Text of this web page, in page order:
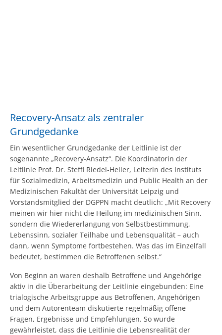
Recovery-Ansatz als zentraler
Grundgedanke
Ein wesentlicher Grundgedanke der Leitlinie ist der
sogenannte „Recovery-Ansatz“. Die Koordinatorin der
Leitlinie Prof. Dr. Steffi Riedel-Heller, Leiterin des Instituts
für Sozialmedizin, Arbeitsmedizin und Public Health an der
Medizinischen Fakultät der Universität Leipzig und
Vorstandsmitglied der DGPPN macht deutlich: „Mit Recovery
meinen wir hier nicht die Heilung im medizinischen Sinn,
sondern die Wiedererlangung von Selbstbestimmung,
Lebenssinn, sozialer Teilhabe und Lebensqualität – auch
dann, wenn Symptome fortbestehen. Was das im Einzelfall
bedeutet, bestimmen die Betroffenen selbst.“
Von Beginn an waren deshalb Betroffene und Angehörige
aktiv in die Überarbeitung der Leitlinie eingebunden: Eine
trialogische Arbeitsgruppe aus Betroffenen, Angehörigen
und dem Autorenteam diskutierte regelmäßig offene
Fragen, Ergebnisse und Empfehlungen. So wurde
gewährleistet, dass die Leitlinie die Lebensrealität der